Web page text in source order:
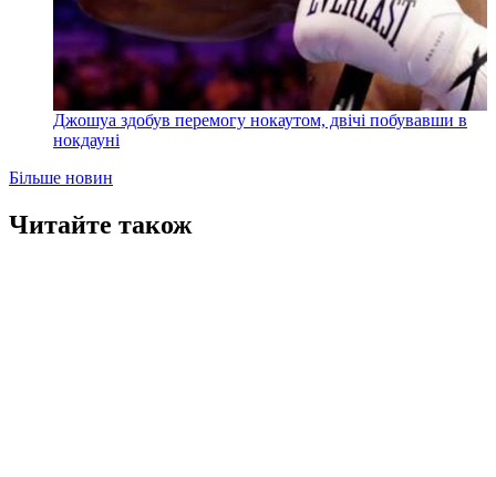
Джошуа здобув перемогу нокаутом, двічі побувавши в
нокдауні
Більше новин
Читайте також